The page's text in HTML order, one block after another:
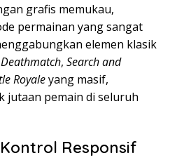
grafis memukau,
permainan yang sangat
elemen klasik
, Search and
Royaleyang masif,
jutaan pemain di seluruh
Responsif